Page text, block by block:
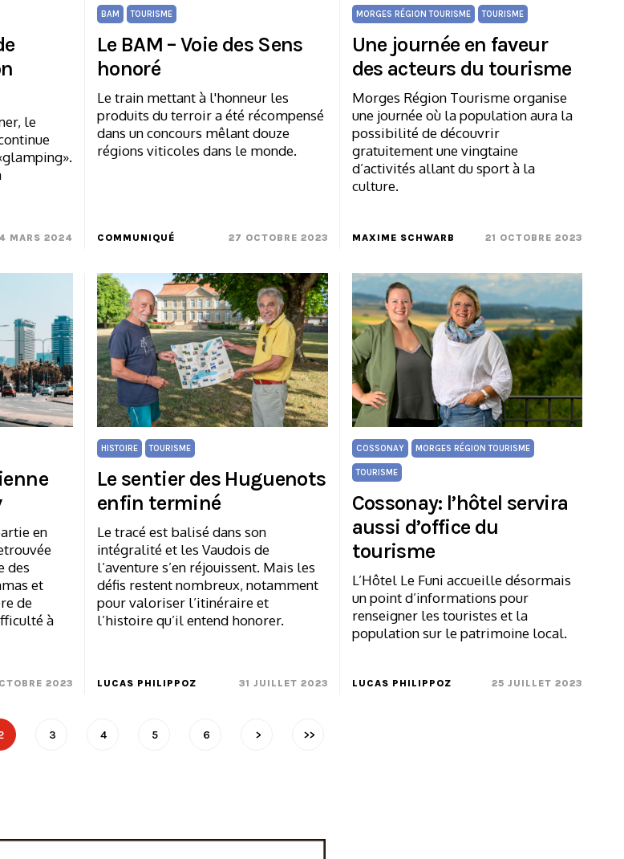
le
MARS 2024
BAM TOURISME
Le BAM – Voie des Sens
honoré
Le train mettant à l'honneur les
produits du terroir a été récompensé
dans un concours mêlant douze
régions viticoles dans le monde.
COMMUNIQUÉ 27 OCTOBRE 2023
MORGES RÉGION TOURISME TOURISME
Une journée en faveur
des acteurs du tourisme
Morges Région Tourisme organise
une journée où la population aura la
possibilité de découvrir
gratuitement une vingtaine
d’activités allant du sport à la
culture.
MAXIME SCHWARB 21 OCTOBRE 2023
en
des
et
de
à
2023
HISTOIRE TOURISME
Le sentier des Huguenots
enfin terminé
Le tracé est balisé dans son
intégralité et les Vaudois de
l’aventure s’en réjouissent. Mais les
défis restent nombreux, notamment
pour valoriser l’itinéraire et
l’histoire qu’il entend honorer.
LUCAS PHILIPPOZ 31 JUILLET 2023
COSSONAY MORGES RÉGION TOURISME
TOURISME
Cossonay: l’hôtel servira
aussi d’office du
tourisme
L’Hôtel Le Funi accueille désormais
un point d’informations pour
renseigner les touristes et la
population sur le patrimoine local.
LUCAS PHILIPPOZ 25 JUILLET 2023
3 4 5 6 > >>